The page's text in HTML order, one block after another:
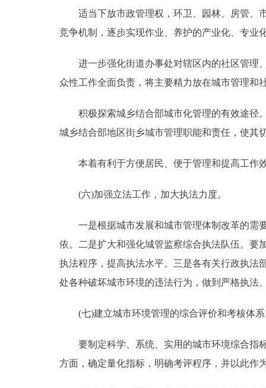
适当下放市政管理权，环卫、园林、房管、市
竞争机制，逐步实现作业、养护的产业化、专业
进一步强化街道办事处对辖区内的社区管理、
众性工作全面负责，将主要精力放在城市管理和
积极探索城乡结合部城市化管理的有效途径。
城乡结合部地区街乡城市管理职能和责任，使其
本着有利于方便居民、便于管理和提高工作
(六)加强立法工作，加大执法力度。
一是根据城市发展和城市管理体制改革的需要
依。二是扩大和强化城管监察综合执法队伍。要
执法程序，提高执法水平。三是各有关行政执法
处各种破坏城市环境的违法行为，做到严格执法
(七)建立城市环境管理的综合评价和考核体系
要制定科学、系统、实用的城市环境综合指标
方面，确定量化指标，明确考评程序，并以此作